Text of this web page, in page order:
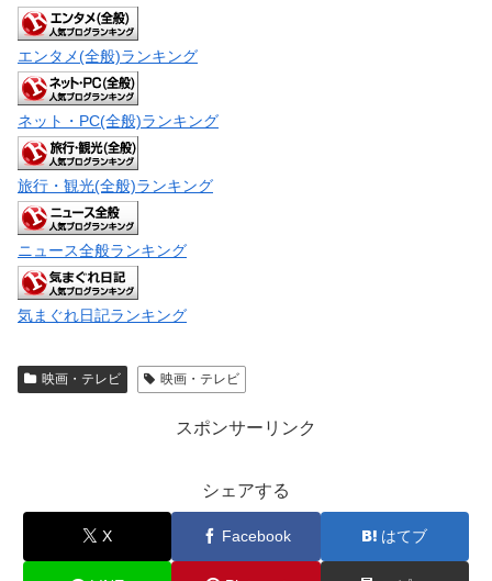
エンタメ(全般)ランキング
ネット・PC(全般)ランキング
旅行・観光(全般)ランキング
ニュース全般ランキング
気まぐれ日記ランキング
映画・テレビ 映画・テレビ
スポンサーリンク
シェアする
X Facebook はてブ